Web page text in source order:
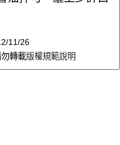
11/26
轉載版權規範說明